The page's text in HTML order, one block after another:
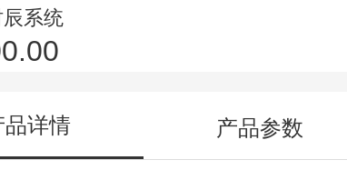
系统
品详情 产品参数